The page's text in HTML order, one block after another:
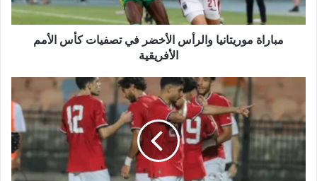
الأمم
الأفريقية
مباراة موريتانيا والرأس الأخضر في تصفيات كأس الأمم
الأفريقية
وبوتسوانا
في
تصفيات
كأس
الأمم